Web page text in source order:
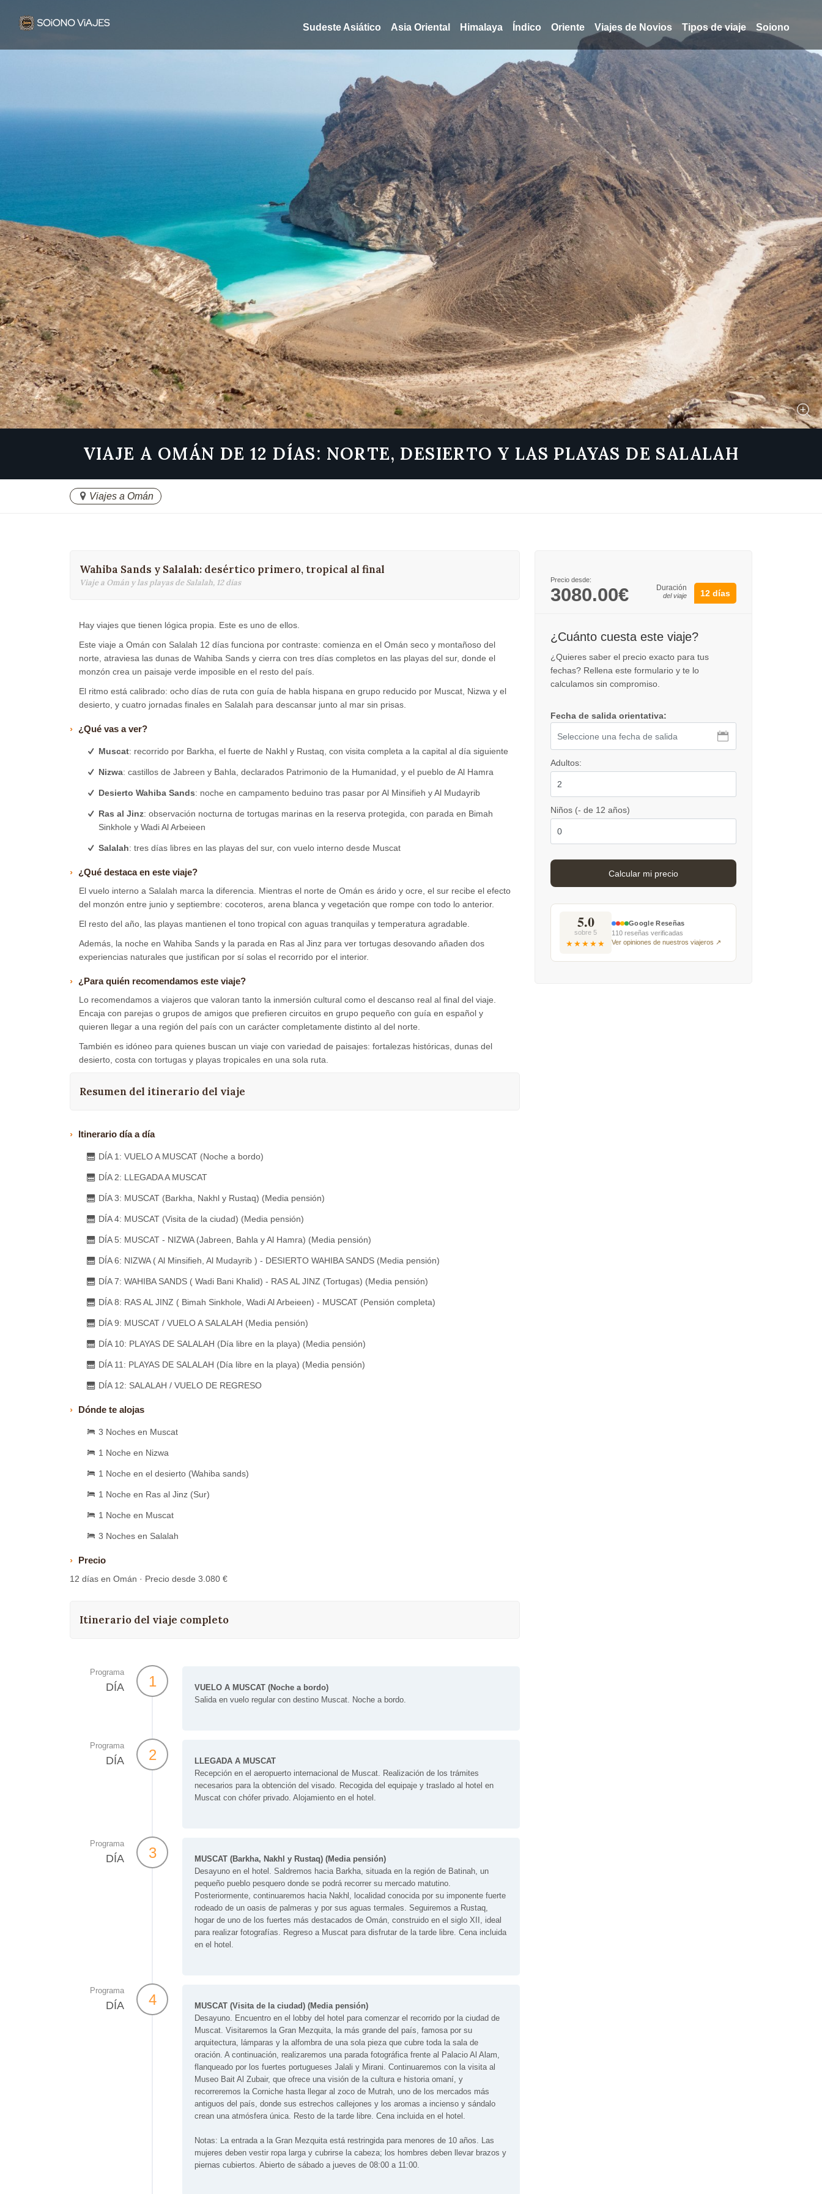
VIAJE A OMÁN DE 12 DÍAS: NORTE, DESIERTO Y LAS PLAYAS DE SALALAH
Viajes a Omán
Wahiba Sands y Salalah: desértico primero, tropical al final
Viaje a Omán y las playas de Salalah, 12 días
Hay viajes que tienen lógica propia. Este es uno de ellos.
Este viaje a Omán con Salalah 12 días funciona por contraste: comienza en el Omán seco y montañoso del
norte, atraviesa las dunas de Wahiba Sands y cierra con tres días completos en las playas del sur, donde el
monzón crea un paisaje verde imposible en el resto del país.
El ritmo está calibrado: ocho días de ruta con guía de habla hispana en grupo reducido por Muscat, Nizwa y el
desierto, y cuatro jornadas finales en Salalah para descansar junto al mar sin prisas.
¿Qué vas a ver?
Muscat: recorrido por Barkha, el fuerte de Nakhl y Rustaq, con visita completa a la capital al día siguiente
Nizwa: castillos de Jabreen y Bahla, declarados Patrimonio de la Humanidad, y el pueblo de Al Hamra
Desierto Wahiba Sands: noche en campamento beduino tras pasar por Al Minsifieh y Al Mudayrib
Ras al Jinz: observación nocturna de tortugas marinas en la reserva protegida, con parada en Bimah
Sinkhole y Wadi Al Arbeieen
Salalah: tres días libres en las playas del sur, con vuelo interno desde Muscat
¿Qué destaca en este viaje?
El vuelo interno a Salalah marca la diferencia. Mientras el norte de Omán es árido y ocre, el sur recibe el efecto
del monzón entre junio y septiembre: cocoteros, arena blanca y vegetación que rompe con todo lo anterior.
El resto del año, las playas mantienen el tono tropical con aguas tranquilas y temperatura agradable.
Además, la noche en Wahiba Sands y la parada en Ras al Jinz para ver tortugas desovando añaden dos
experiencias naturales que justifican por sí solas el recorrido por el interior.
¿Para quién recomendamos este viaje?
Lo recomendamos a viajeros que valoran tanto la inmersión cultural como el descanso real al final del viaje.
Encaja con parejas o grupos de amigos que prefieren circuitos en grupo pequeño con guía en español y
quieren llegar a una región del país con un carácter completamente distinto al del norte.
También es idóneo para quienes buscan un viaje con variedad de paisajes: fortalezas históricas, dunas del
desierto, costa con tortugas y playas tropicales en una sola ruta.
Resumen del itinerario del viaje
Itinerario día a día
DÍA 1: VUELO A MUSCAT (Noche a bordo)
DÍA 2: LLEGADA A MUSCAT
DÍA 3: MUSCAT (Barkha, Nakhl y Rustaq) (Media pensión)
DÍA 4: MUSCAT (Visita de la ciudad) (Media pensión)
DÍA 5: MUSCAT - NIZWA (Jabreen, Bahla y Al Hamra) (Media pensión)
DÍA 6: NIZWA ( Al Minsifieh, Al Mudayrib ) - DESIERTO WAHIBA SANDS (Media pensión)
DÍA 7: WAHIBA SANDS ( Wadi Bani Khalid) - RAS AL JINZ (Tortugas) (Media pensión)
DÍA 8: RAS AL JINZ ( Bimah Sinkhole, Wadi Al Arbeieen) - MUSCAT (Pensión completa)
DÍA 9: MUSCAT / VUELO A SALALAH (Media pensión)
DÍA 10: PLAYAS DE SALALAH (Día libre en la playa) (Media pensión)
DÍA 11: PLAYAS DE SALALAH (Día libre en la playa) (Media pensión)
DÍA 12: SALALAH / VUELO DE REGRESO
Dónde te alojas
3 Noches en Muscat
1 Noche en Nizwa
1 Noche en el desierto (Wahiba sands)
1 Noche en Ras al Jinz (Sur)
1 Noche en Muscat
3 Noches en Salalah
Precio
12 días en Omán · Precio desde 3.080 €
Itinerario del viaje completo
Programa
DÍA 1
VUELO A MUSCAT (Noche a bordo)
Salida en vuelo regular con destino Muscat. Noche a bordo.
Programa
DÍA 2
LLEGADA A MUSCAT
Recepción en el aeropuerto internacional de Muscat. Realización de los trámites
necesarios para la obtención del visado. Recogida del equipaje y traslado al hotel en
Muscat con chófer privado. Alojamiento en el hotel.
Programa
DÍA 3
MUSCAT (Barkha, Nakhl y Rustaq) (Media pensión)
Desayuno en el hotel. Saldremos hacia Barkha, situada en la región de Batinah, un
pequeño pueblo pesquero donde se podrá recorrer su mercado matutino.
Posteriormente, continuaremos hacia Nakhl, localidad conocida por su imponente fuerte
rodeado de un oasis de palmeras y por sus aguas termales. Seguiremos a Rustaq,
hogar de uno de los fuertes más destacados de Omán, construido en el siglo XII, ideal
para realizar fotografías. Regreso a Muscat para disfrutar de la tarde libre. Cena incluida
en el hotel.
Programa
DÍA 4
MUSCAT (Visita de la ciudad) (Media pensión)
Desayuno. Encuentro en el lobby del hotel para comenzar el recorrido por la ciudad de
Muscat. Visitaremos la Gran Mezquita, la más grande del país, famosa por su
arquitectura, lámparas y la alfombra de una sola pieza que cubre toda la sala de
oración. A continuación, realizaremos una parada fotográfica frente al Palacio Al Alam,
flanqueado por los fuertes portugueses Jalali y Mirani. Continuaremos con la visita al
Museo Bait Al Zubair, que ofrece una visión de la cultura e historia omaní, y
recorreremos la Corniche hasta llegar al zoco de Mutrah, uno de los mercados más
antiguos del país, donde sus estrechos callejones y los aromas a incienso y sándalo
crean una atmósfera única. Resto de la tarde libre. Cena incluida en el hotel.
Notas: La entrada a la Gran Mezquita está restringida para menores de 10 años. Las
mujeres deben vestir ropa larga y cubrirse la cabeza; los hombres deben llevar brazos y
piernas cubiertos. Abierto de sábado a jueves de 08:00 a 11:00.
Precio desde:
3080.00€ Duración
del viaje 12 días
¿Cuánto cuesta este viaje?
¿Quieres saber el precio exacto para tus
fechas? Rellena este formulario y te lo
calculamos sin compromiso.
Fecha de salida orientativa:
Adultos:
Niños (- de 12 años)
5.0
sobre 5
★★★★★
Google Reseñas
110 reseñas verificadas
Ver opiniones de nuestros viajeros ↗
Sudeste Asiático Asia Oriental Himalaya Índico Oriente Viajes de Novios Tipos de viaje Soiono